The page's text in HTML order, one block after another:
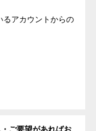
るアカウントからの
ご要望があればお